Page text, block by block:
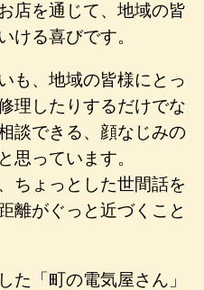
店を通じて、地域の皆
ける喜びです。
も、地域の皆様にとっ
理したりするだけでな
談できる、顔なじみの
思っています。
ちょっとした世間話を
離がぐっと近づくこと
た「町の電気屋さん」